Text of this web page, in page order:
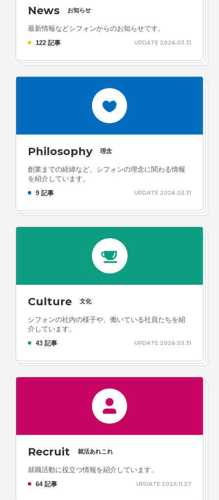
News お知らせ
最新情報などシフォンからのお知らせです。
122 記事 UPDATE 2026.03.31
Philosophy 理念
創業までの経緯など、シフォンの理念に関わる情報
を紹介しています。
9 記事 UPDATE 2026.03.31
Culture 文化
シフォンの社内の様子や、働いている社員たちを紹
介しています。
43 記事 UPDATE 2026.03.31
Recruit 就活あれこれ
就職活動に役立つ情報を紹介しています。
64 記事 UPDATE 2025.11.27